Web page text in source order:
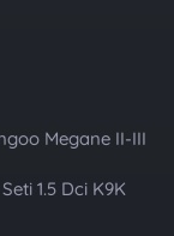
Megane II-III
1.5 Dci K9K